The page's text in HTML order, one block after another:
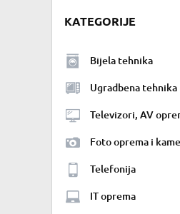
KATEGORIJE
Bijela tehnika
Ugradbena tehnika
Televizori, AV
Foto oprema i
Telefonija
IT oprema